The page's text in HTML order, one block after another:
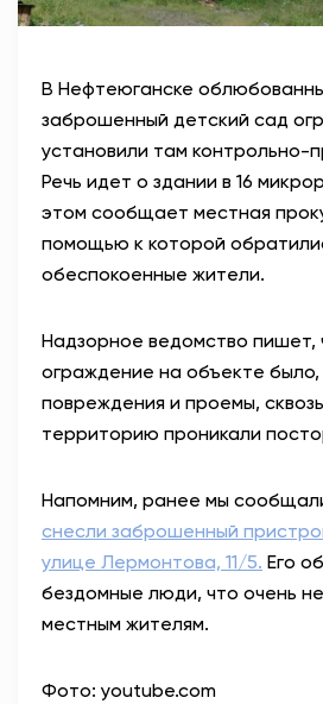
В Нефтеюганске
заброшенный детский сад
установили там контрольно-
Речь идет о здании в 16
этом сообщает местная
помощью к которой
обеспокоенные жители.
Надзорное ведомство пишет,
ограждение на объекте
повреждения и проемы,
территорию проникали
Напомним, ранее мы
снесли заброшенный
улице Лермонтова, 11/5. Его
бездомные люди, что очень
местным жителям.
Фото: youtube.com